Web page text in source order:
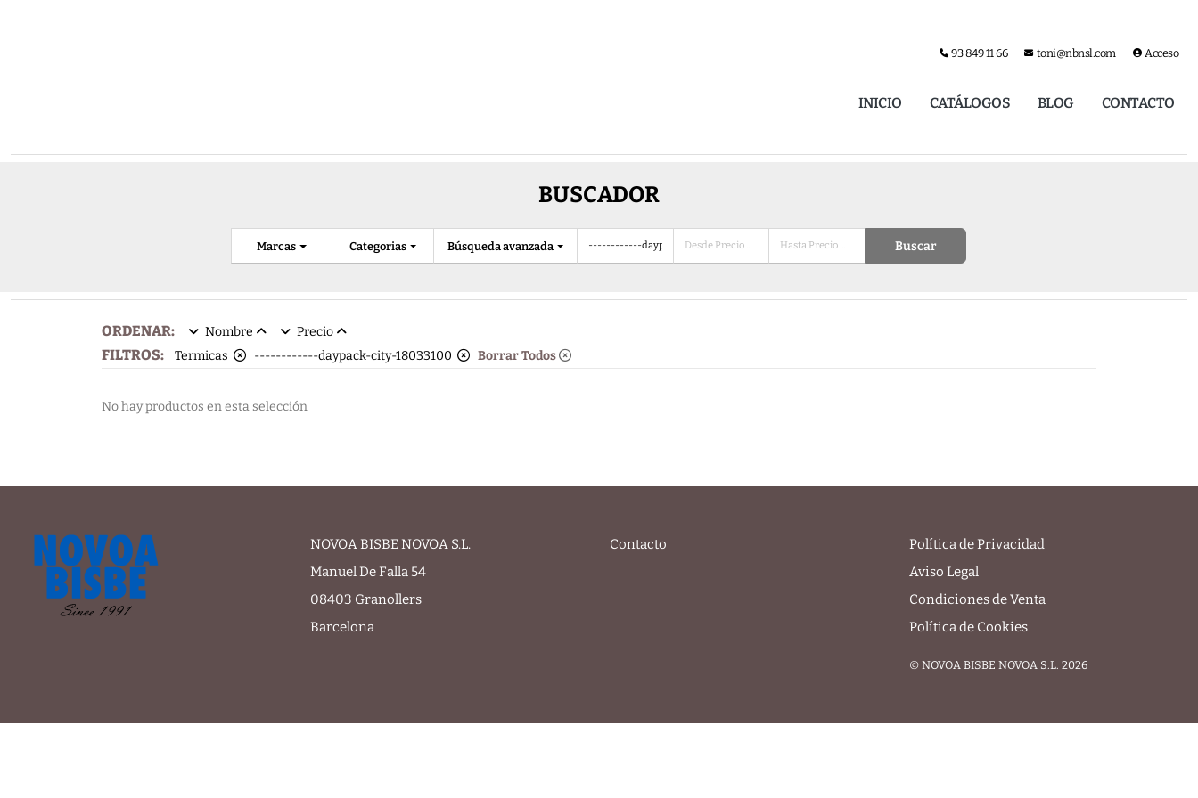
93 849 11 66 toni@nbnsl.com Acceso
INICIO CATÁLOGOS BLOG CONTACTO
BUSCADOR
Categorias
Marcas Búsqueda avanzada Buscar
ORDENAR: Nombre Precio
FILTROS: Termicas ------------daypack-city-18033100 Borrar Todos
No hay productos en esta selección
NOVOA BISBE NOVOA S.L.
Manuel De Falla 54
08403 Granollers
Barcelona
Contacto
Política de Privacidad
Aviso Legal
Condiciones de Venta
Política de Cookies
© NOVOA BISBE NOVOA S.L. 2026